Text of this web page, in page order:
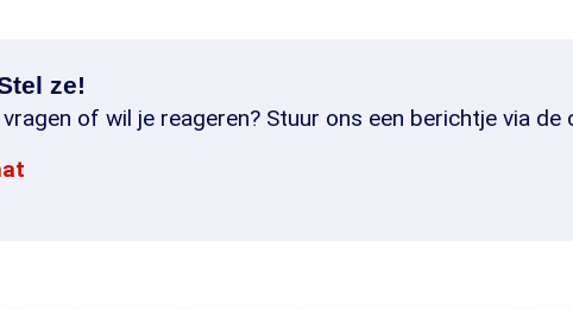
ze!
of wil je reageren? Stuur ons een berichtje via de